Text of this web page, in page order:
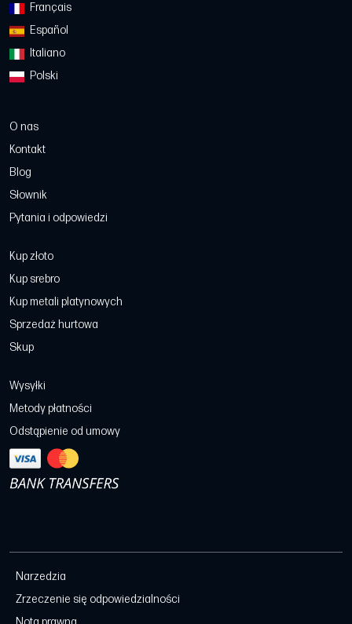
Français
Español
Italiano
Polski
O nas
Kontakt
Blog
Słownik
Pytania i odpowiedzi
Kup złoto
Kup srebro
Kup metali platynowych
Sprzedaż hurtowa
Skup
Wysyłki
Metody płatności
Odstąpienie od umowy
Narzedzia
Zrzeczenie się odpowiedzialności